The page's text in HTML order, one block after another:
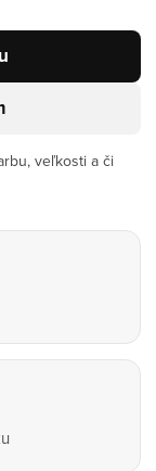
veľkosti a či